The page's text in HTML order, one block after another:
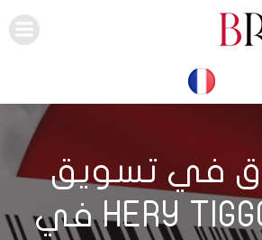
في تسويق
HERY TIGGO 8 PRO في